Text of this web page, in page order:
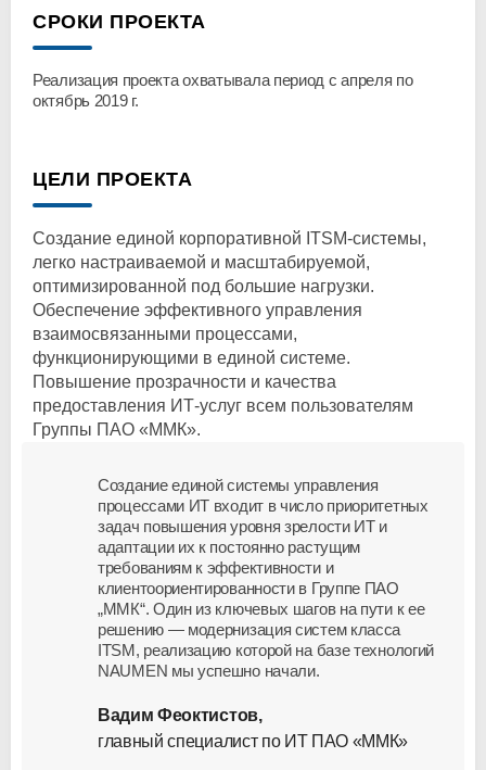
СРОКИ ПРОЕКТА
Реализация проекта охватывала период с апреля по
октябрь 2019 г.
ЦЕЛИ ПРОЕКТА
Создание единой корпоративной ITSM-системы,
легко настраиваемой и масштабируемой,
оптимизированной под большие нагрузки.
Обеспечение эффективного управления
взаимосвязанными процессами,
функционирующими в единой системе.
Повышение прозрачности и качества
предоставления ИТ-услуг всем пользователям
Группы ПАО «ММК».
Создание единой системы управления
процессами ИТ входит в число приоритетных
задач повышения уровня зрелости ИТ и
адаптации их к постоянно растущим
требованиям к эффективности и
клиентоориентированности в Группе ПАО
„ММК“. Один из ключевых шагов на пути к ее
решению — модернизация систем класса
ITSM, реализацию которой на базе технологий
NAUMEN мы успешно начали.
Вадим Феоктистов,
главный специалист по ИТ ПАО «ММК»